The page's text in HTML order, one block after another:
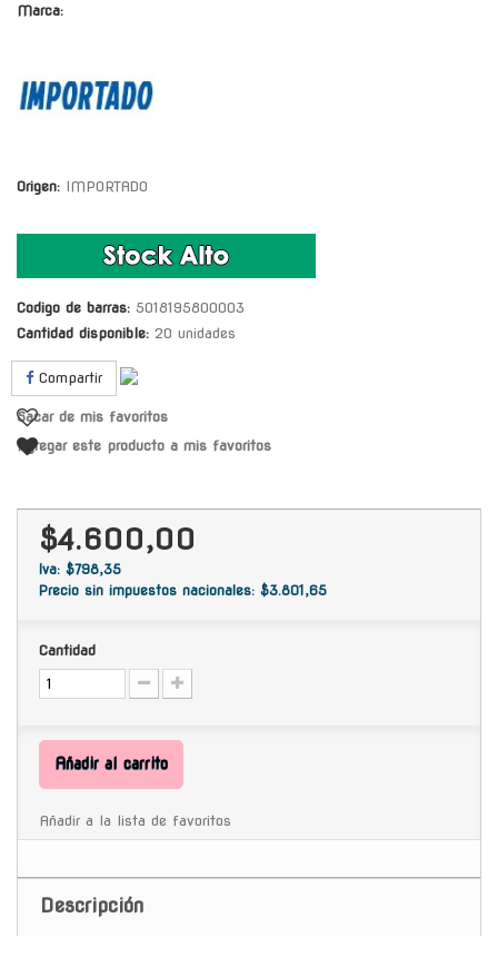
Marca:
Origen: IMPORTADO
Codigo de barras: 5018195800003
Cantidad disponible: 20 unidades
Compartir
Sacar de mis favoritos
Agregar este producto a mis favoritos
$4.600,00
Iva: $798,35
Precio sin impuestos nacionales: $3.801,65
Cantidad
Añadir al carrito
Añadir a la lista de favoritos
Descripción